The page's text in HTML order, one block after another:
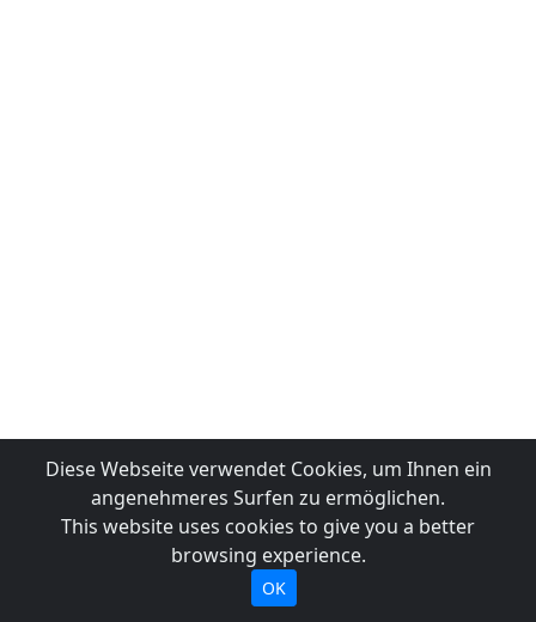
Diese Webseite verwendet Cookies, um Ihnen ein
angenehmeres Surfen zu ermöglichen.
This website uses cookies to give you a better
browsing experience.
OK